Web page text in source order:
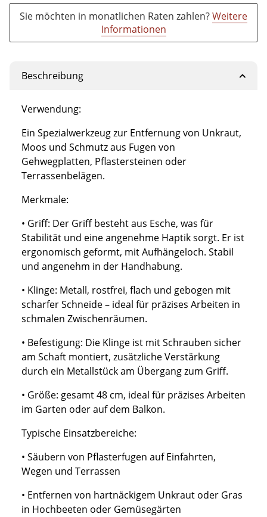
Sie möchten in monatlichen Raten zahlen?Weitere
Informationen
Beschreibung
Verwendung:
Ein Spezialwerkzeug zur Entfernung von Unkraut,
Moos und Schmutz aus Fugen von
Gehwegplatten, Pflastersteinen oder
Terrassenbelägen.
Merkmale:
• Griff: Der Griff besteht aus Esche, was für
Stabilität und eine angenehme Haptik sorgt. Er ist
ergonomisch geformt, mit Aufhängeloch. Stabil
und angenehm in der Handhabung.
• Klinge: Metall, rostfrei, flach und gebogen mit
scharfer Schneide – ideal für präzises Arbeiten in
schmalen Zwischenräumen.
• Befestigung: Die Klinge ist mit Schrauben sicher
am Schaft montiert, zusätzliche Verstärkung
durch ein Metallstück am Übergang zum Griff.
• Größe: gesamt 48 cm, ideal für präzises Arbeiten
im Garten oder auf dem Balkon.
Typische Einsatzbereiche:
• Säubern von Pflasterfugen auf Einfahrten,
Wegen und Terrassen
• Entfernen von hartnäckigem Unkraut oder Gras
in Hochbeeten oder Gemüsegärten